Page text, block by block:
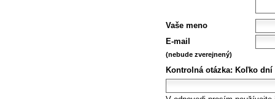
Vaše meno
E-mail
(nebude zverejnený)
Kontrolná otázka: Koľko dní